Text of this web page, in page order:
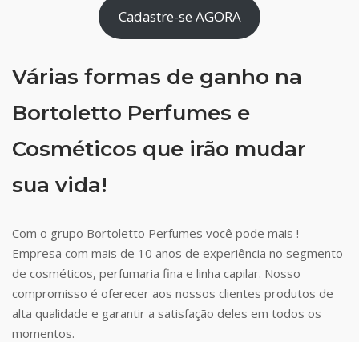
Cadastre-se AGORA
Várias formas de ganho na
Bortoletto Perfumes e
Cosméticos que irão mudar
sua vida!
Com o grupo Bortoletto Perfumes você pode mais !
Empresa com mais de 10 anos de experiência no segmento
de cosméticos, perfumaria fina e linha capilar. Nosso
compromisso é oferecer aos nossos clientes produtos de
alta qualidade e garantir a satisfação deles em todos os
momentos.